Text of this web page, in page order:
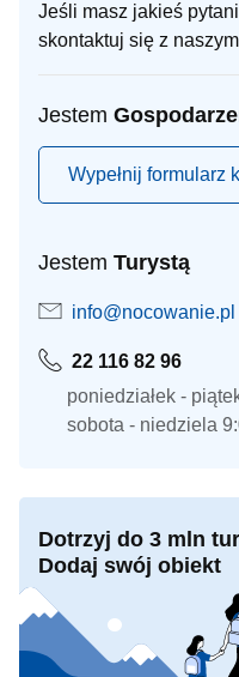
Jeśli masz jakieś
skontaktuj się z naszym
Jestem
Wypełnij formularz
Jestem Turystą
info@nocowanie.pl
22 116 82 96
poniedziałek -
sobota - niedziela
Dotrzyj do 3 mln
Dodaj swój obiekt